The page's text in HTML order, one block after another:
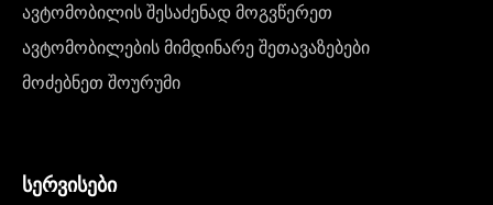
ავტომობილის შესაძენად მოგვწერეთ
ავტომობილების მიმდინარე შეთავაზებები
მოძებნეთ შოურუმი
სერვისები